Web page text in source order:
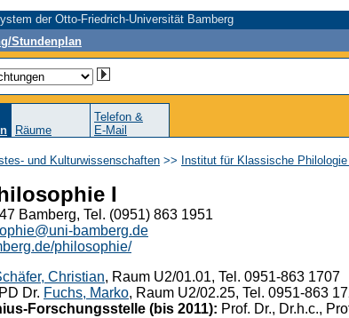
der Otto-Friedrich-Universität Bamberg
Stundenplan
Räume
Telefon &
E-Mail
und Kulturwissenschaften >> Institut für Klassische
I
Bamberg, Tel. (0951) 863 1951
bamberg.de
philosophie/
Christian, Raum U2/01.01, Tel. 0951-863 1707
PD Dr. Fuchs, Marko, Raum U2/02.25, Tel. 0951-863
Forschungsstelle (bis 2011): Prof. Dr., Dr.h.c.,